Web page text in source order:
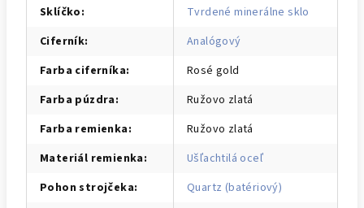
Sklíčko:
Tvrdené minerálne sklo
Ciferník:
Analógový
Farba ciferníka:
Rosé gold
Farba púzdra:
Ružovo zlatá
Farba remienka:
Ružovo zlatá
Materiál remienka:
Ušľachtilá oceľ
Pohon strojčeka:
Quartz (batériový)